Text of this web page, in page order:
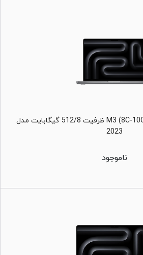
مک بوک پرو 14 اینچ M3 (8C-10C) ظرفیت 512/8 گیگابایت مدل
2023
ناموجود